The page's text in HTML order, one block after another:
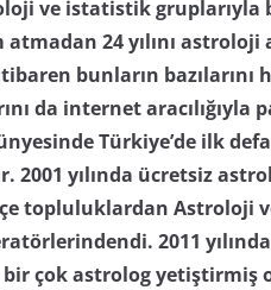
ve istatistik gruplarıyla
24 yılını astroloji
bunların
da internet aracılığıyla
Türkiye’de ilk
2001 yılında ücretsiz
topluluklardan Astroloji
2011
bir çok astrolog yetiştirmiş